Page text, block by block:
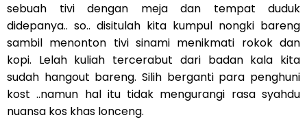
sebuah tivi dengan meja dan tempat duduk
didepanya.. so.. disitulah kita kumpul nongki bareng
sambil menonton tivi sinami menikmati rokok dan
kopi. Lelah kuliah tercerabut dari badan kala kita
sudah hangout bareng. Silih berganti para penghuni
kost ..namun hal itu tidak mengurangi rasa syahdu
nuansa kos khas lonceng.